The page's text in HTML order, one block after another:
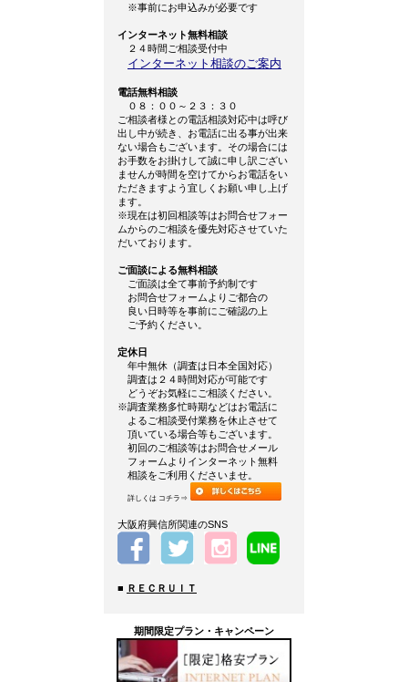
※事前にお申込みが必要です
インターネット無料相談
２４時間ご相談受付中
インターネット相談のご案内
電話無料相談
０８：００～２３：３０
ご相談者様との電話相談対応中は呼び
出し中が続き、お電話に出る事が出来
ない場合もございます。その場合には
お手数をお掛けして誠に申し訳ござい
ませんが時間を空けてからお電話をい
ただきますよう宜しくお願い申し上げ
ます。
※現在は初回相談等はお問合せフォー
ムからのご相談を優先対応させていた
だいております。
ご面談による無料相談
ご面談は全て事前予約制です
お問合せフォームよりご都合の
良い日時等を事前にご確認の上
ご予約ください。
定休日
年中無休（調査は日本全国対応）
調査は２４時間対応が可能です
どうぞお気軽にご相談ください。
※調査業務多忙時期などはお電話に
よるご相談受付業務を休止させて
頂いている場合等もございます。
初回のご相談等はお問合せメール
フォームよりインターネット無料
相談をご利用くださいませ。
詳しくは コチラ⇒
大阪府興信所関連のSNS
■ ＲＥＣＲＵＩＴ
期間限定プラン・キャンペーン